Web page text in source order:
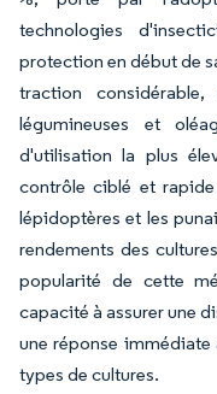
technologies
protection en début de
traction
légumineuses et
d'utilisation la plus
contrôle ciblé et
lépidoptères et les
rendements des
popularité de cette
capacité à assurer une
une réponse
types de cultures.